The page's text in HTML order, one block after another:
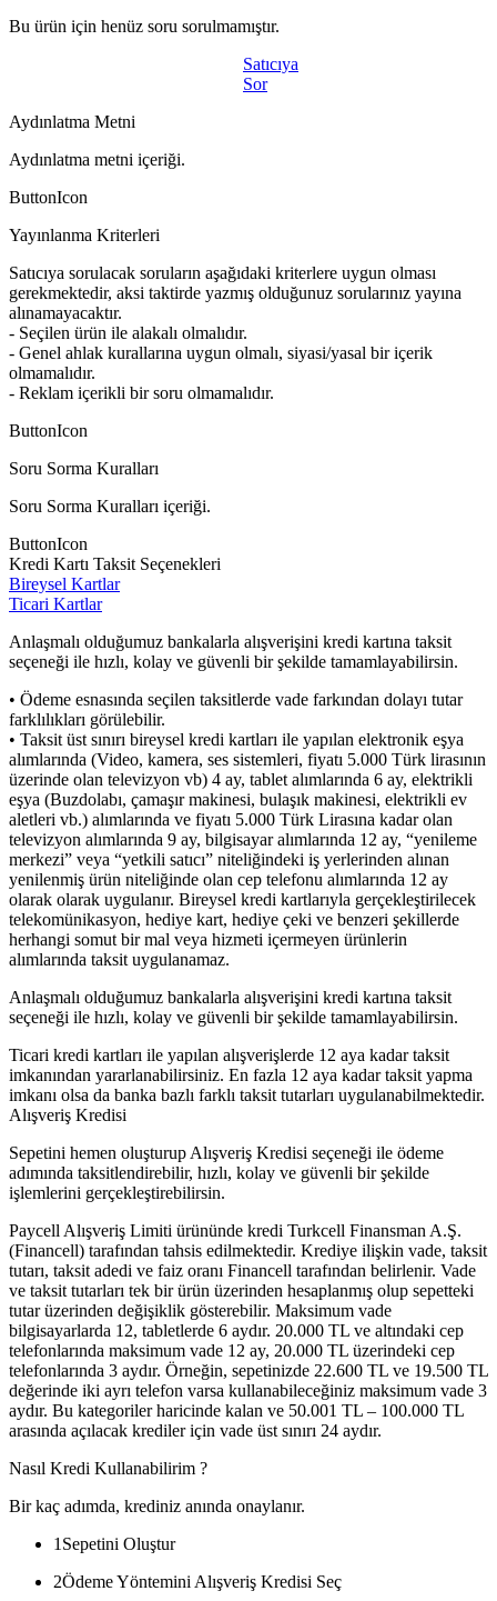
Bu ürün için henüz soru sorulmamıştır.
Satıcıya
Sor
Aydınlatma Metni
Aydınlatma metni içeriği.
ButtonIcon
Yayınlanma Kriterleri
Satıcıya sorulacak soruların aşağıdaki kriterlere uygun olması
gerekmektedir, aksi taktirde yazmış olduğunuz sorularınız yayına
alınamayacaktır.
- Seçilen ürün ile alakalı olmalıdır.
- Genel ahlak kurallarına uygun olmalı, siyasi/yasal bir içerik
olmamalıdır.
- Reklam içerikli bir soru olmamalıdır.
ButtonIcon
Soru Sorma Kuralları
Soru Sorma Kuralları içeriği.
ButtonIcon
Kredi Kartı Taksit Seçenekleri
Bireysel Kartlar
Ticari Kartlar
Anlaşmalı olduğumuz bankalarla alışverişini kredi kartına taksit
seçeneği ile hızlı, kolay ve güvenli bir şekilde tamamlayabilirsin.
• Ödeme esnasında seçilen taksitlerde vade farkından dolayı tutar
farklılıkları görülebilir.
• Taksit üst sınırı bireysel kredi kartları ile yapılan elektronik eşya
alımlarında (Video, kamera, ses sistemleri, fiyatı 5.000 Türk lirasının
üzerinde olan televizyon vb) 4 ay, tablet alımlarında 6 ay, elektrikli
eşya (Buzdolabı, çamaşır makinesi, bulaşık makinesi, elektrikli ev
aletleri vb.) alımlarında ve fiyatı 5.000 Türk Lirasına kadar olan
televizyon alımlarında 9 ay, bilgisayar alımlarında 12 ay, “yenileme
merkezi” veya “yetkili satıcı” niteliğindeki iş yerlerinden alınan
yenilenmiş ürün niteliğinde olan cep telefonu alımlarında 12 ay
olarak olarak uygulanır. Bireysel kredi kartlarıyla gerçekleştirilecek
telekomünikasyon, hediye kart, hediye çeki ve benzeri şekillerde
herhangi somut bir mal veya hizmeti içermeyen ürünlerin
alımlarında taksit uygulanamaz.
Anlaşmalı olduğumuz bankalarla alışverişini kredi kartına taksit
seçeneği ile hızlı, kolay ve güvenli bir şekilde tamamlayabilirsin.
Ticari kredi kartları ile yapılan alışverişlerde 12 aya kadar taksit
imkanından yararlanabilirsiniz. En fazla 12 aya kadar taksit yapma
imkanı olsa da banka bazlı farklı taksit tutarları uygulanabilmektedir.
Alışveriş Kredisi
Sepetini hemen oluşturup Alışveriş Kredisi seçeneği ile ödeme
adımında taksitlendirebilir, hızlı, kolay ve güvenli bir şekilde
işlemlerini gerçekleştirebilirsin.
Paycell Alışveriş Limiti ürününde kredi Turkcell Finansman A.Ş.
(Financell) tarafından tahsis edilmektedir. Krediye ilişkin vade, taksit
tutarı, taksit adedi ve faiz oranı Financell tarafından belirlenir. Vade
ve taksit tutarları tek bir ürün üzerinden hesaplanmış olup sepetteki
tutar üzerinden değişiklik gösterebilir. Maksimum vade
bilgisayarlarda 12, tabletlerde 6 aydır. 20.000 TL ve altındaki cep
telefonlarında maksimum vade 12 ay, 20.000 TL üzerindeki cep
telefonlarında 3 aydır. Örneğin, sepetinizde 22.600 TL ve 19.500 TL
değerinde iki ayrı telefon varsa kullanabileceğiniz maksimum vade 3
aydır. Bu kategoriler haricinde kalan ve 50.001 TL – 100.000 TL
arasında açılacak krediler için vade üst sınırı 24 aydır.
Nasıl Kredi Kullanabilirim ?
Bir kaç adımda, krediniz anında onaylanır.
1 Sepetini Oluştur
2Ödeme Yöntemini Alışveriş Kredisi Seç